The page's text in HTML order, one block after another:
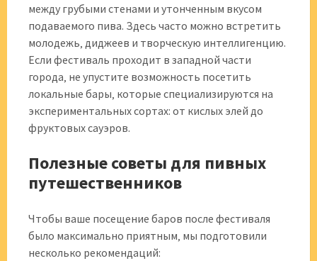
между грубыми стенами и утонченным вкусом
подаваемого пива. Здесь часто можно встретить
молодежь‚ диджеев и творческую интеллигенцию.
Если фестиваль проходит в западной части
города‚ не упустите возможность посетить
локальные бары‚ которые специализируются на
экспериментальных сортах: от кислых элей до
фруктовых сауэров.
Полезные советы для пивных
путешественников
Чтобы ваше посещение баров после фестиваля
было максимально приятным‚ мы подготовили
несколько рекомендаций: